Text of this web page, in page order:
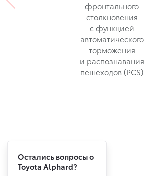
фронтального
столкновения
с функцией
автоматического
торможения
и распознавания
пешеходов (PCS)
Остались вопросы о
Toyota Alphard?